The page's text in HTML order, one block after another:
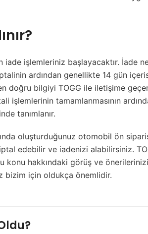
iade işlemleriniz başlayacaktır. İade
ardından genellikte 14 gün
doğru bilgiyi TOGG ile iletişime
işlemlerinin tamamlanmasının
tanımlanır.
oluşturduğunuz otomobil ön
edebilir ve iadenizi alabilirsiniz.
konu hakkındaki görüş ve
bizim için oldukça önemlidir.